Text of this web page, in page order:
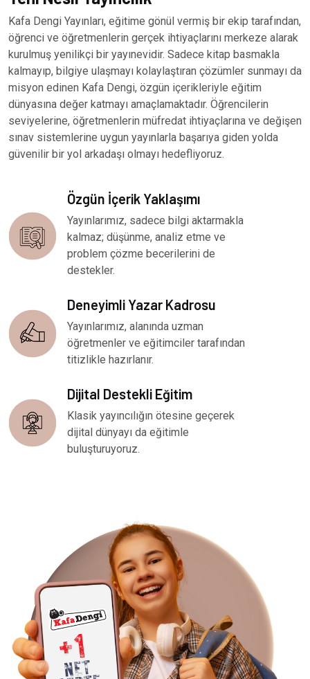
Kafa Dengi Yayınları, eğitime gönül vermiş bir ekip tarafından,
öğrenci ve öğretmenlerin gerçek ihtiyaçlarını merkeze alarak
kurulmuş yenilikçi bir yayınevidir. Sadece kitap basmakla
kalmayıp, bilgiye ulaşmayı kolaylaştıran çözümler sunmayı da
misyon edinen Kafa Dengi, özgün içerikleriyle eğitim
dünyasına değer katmayı amaçlamaktadır. Öğrencilerin
seviyelerine, öğretmenlerin müfredat ihtiyaçlarına ve değişen
sınav sistemlerine uygun yayınlarla başarıya giden yolda
güvenilir bir yol arkadaşı olmayı hedefliyoruz.
Özgün İçerik Yaklaşımı
Yayınlarımız, sadece bilgi aktarmakla
kalmaz; düşünme, analiz etme ve
problem çözme becerilerini de
destekler.
Deneyimli Yazar Kadrosu
Yayınlarımız, alanında uzman
öğretmenler ve eğitimciler tarafından
titizlikle hazırlanır.
Dijital Destekli Eğitim
Klasik yayıncılığın ötesine geçerek
dijital dünyayı da eğitimle
buluşturuyoruz.